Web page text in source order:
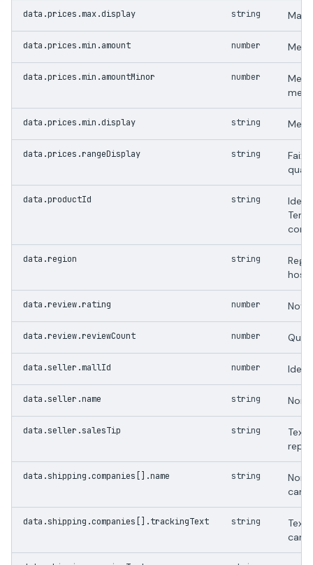
data.prices.max.display string
data.prices.min.amount number
data.prices.min.amountMinor number
data.prices.min.display string
data.prices.rangeDisplay string
data.productId string
data.region string
host
data.review.rating number Nota
data.review.reviewCount number
data.seller.mallId number
data.seller.name string
data.seller.salesTip string
data.shipping.companies[].name string
data.shipping.companies[].trackingText string